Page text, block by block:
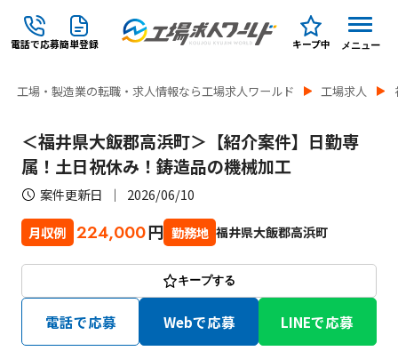
電話で応募簡単登録 キープ中 メニュー
工場・製造業の転職・求人情報なら工場求人ワールド 工場求人
＜福井県大飯郡高浜町＞【紹介案件】日勤専
属！土日祝休み！鋳造品の機械加工
案件更新日 2026/06/10
月収例 224,000円 勤務地 福井県大飯郡高浜町
キープする
電話で応募 Webで応募 LINEで応募